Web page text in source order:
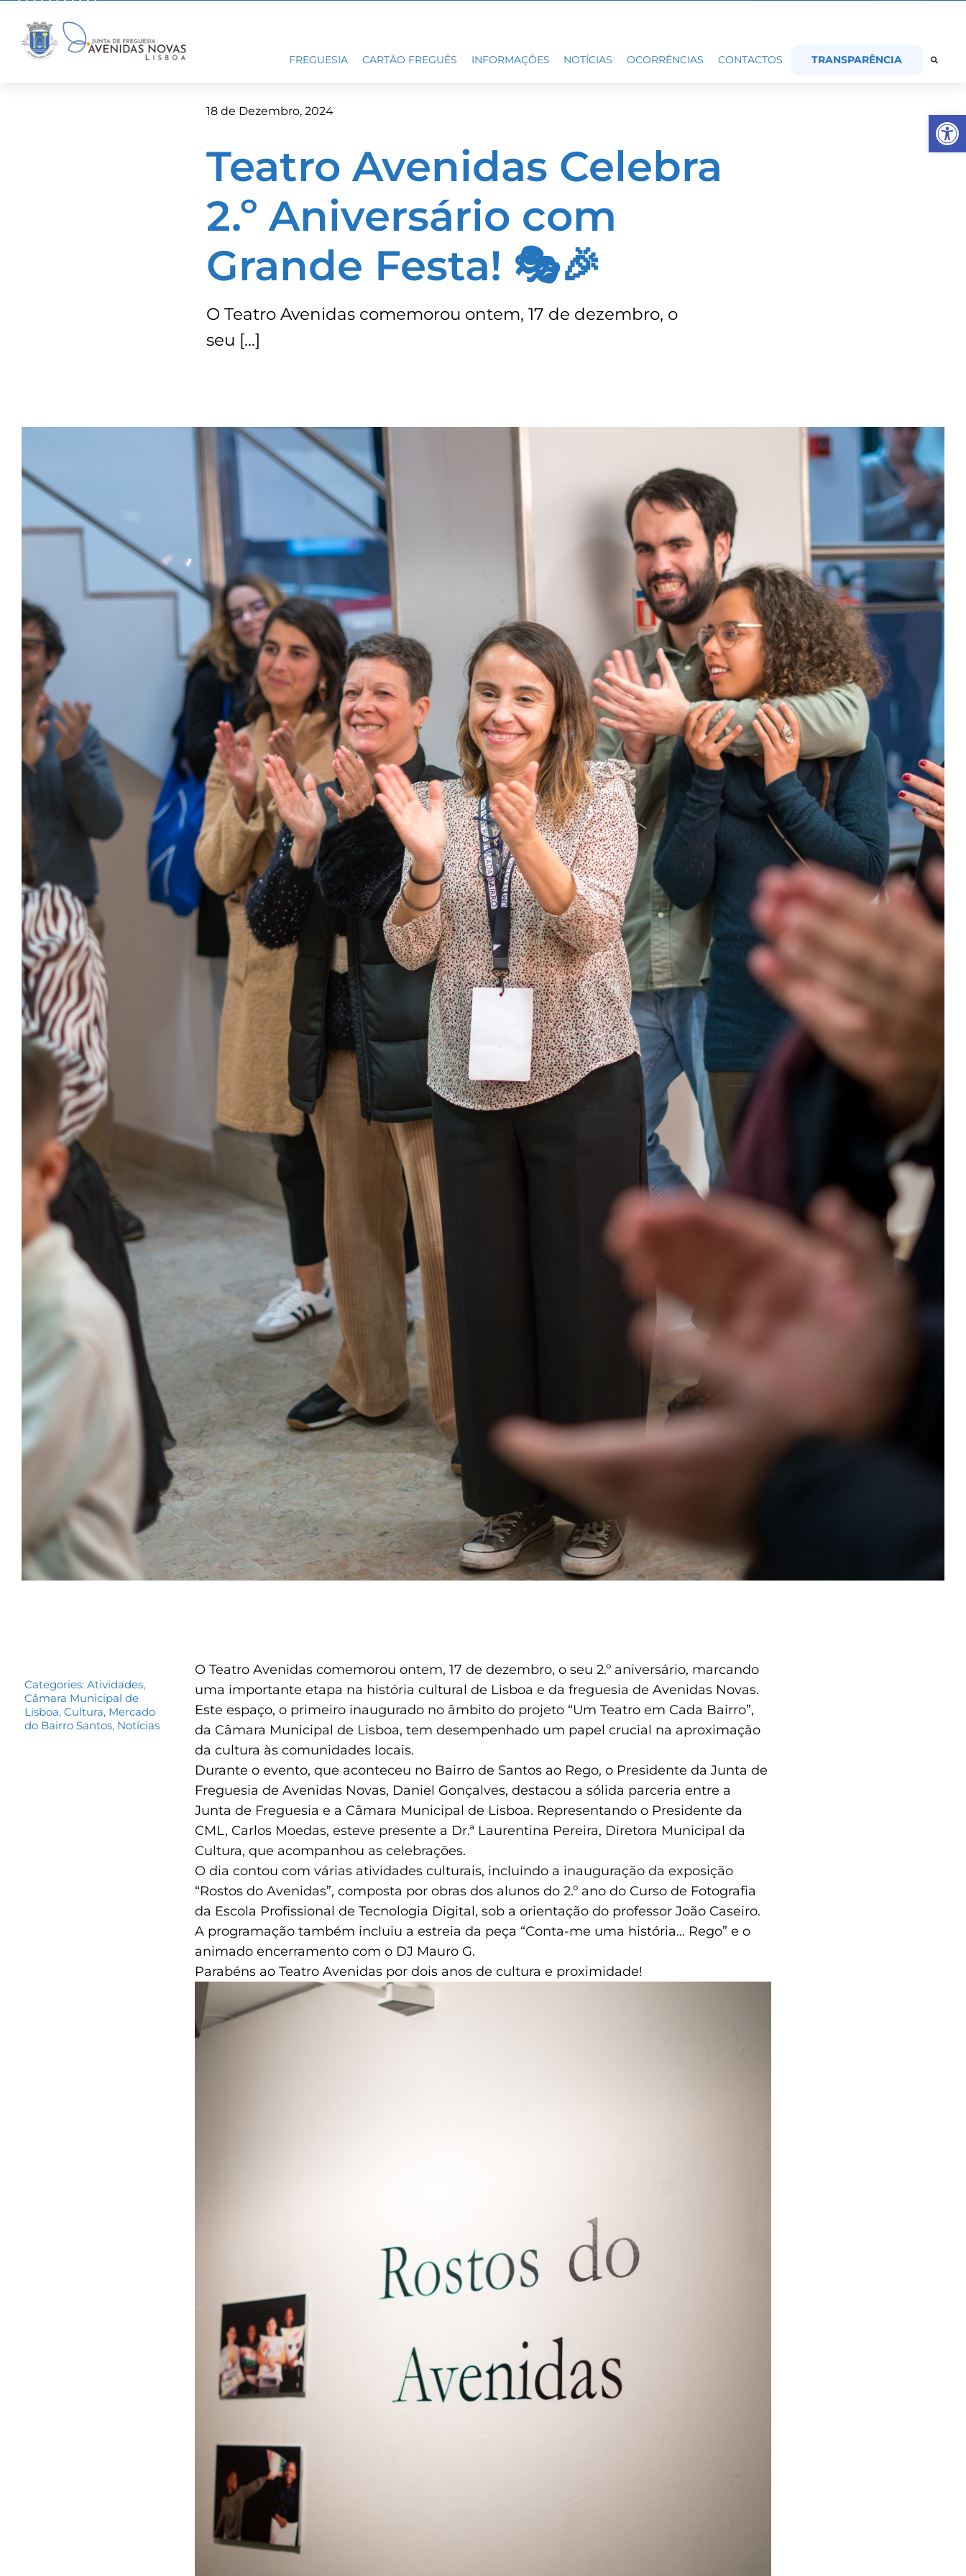
content
FREGUESIA CARTÃO FREGUÊS INFORMAÇÕES NOTÍCIAS OCORRÊNCIAS CONTACTOS TRANSPARÊNCIA
18 de Dezembro, 2024
Teatro Avenidas Celebra
2.º Aniversário com
Grande Festa! 🎭🎉
O Teatro Avenidas comemorou ontem, 17 de dezembro, o
seu […]
Categories:Atividades,
Câmara Municipal de
Lisboa,Cultura, Mercado
do Bairro Santos, Notícias
O Teatro Avenidas comemorou ontem, 17 de dezembro, o seu 2.º aniversário, marcando
uma importante etapa na história cultural de Lisboa e da freguesia de Avenidas Novas.
Este espaço, o primeiro inaugurado no âmbito do projeto “Um Teatro em Cada Bairro”,
da Câmara Municipal de Lisboa, tem desempenhado um papel crucial na aproximação
da cultura às comunidades locais.
Durante o evento, que aconteceu no Bairro de Santos ao Rego, o Presidente da Junta de
Freguesia de Avenidas Novas, Daniel Gonçalves, destacou a sólida parceria entre a
Junta de Freguesia e a Câmara Municipal de Lisboa. Representando o Presidente da
CML, Carlos Moedas, esteve presente a Dr.ª Laurentina Pereira, Diretora Municipal da
Cultura, que acompanhou as celebrações.
O dia contou com várias atividades culturais, incluindo a inauguração da exposição
“Rostos do Avenidas”, composta por obras dos alunos do 2.º ano do Curso de Fotografia
da Escola Profissional de Tecnologia Digital, sob a orientação do professor João Caseiro.
A programação também incluiu a estreia da peça “Conta-me uma história… Rego” e o
animado encerramento com o DJ Mauro G.
Parabéns ao Teatro Avenidas por dois anos de cultura e proximidade!